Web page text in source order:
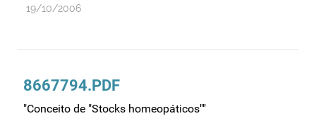
Exercício farmacêutico
Fabrico
Farmacovigilância
19/10/2006
8667794.PDF
"Conceito de "Stocks homeopáticos""